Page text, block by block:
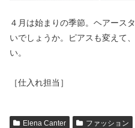
４月は始まりの季節。ヘアース
いでしょうか。ピアスも変えて
い。
［仕入れ担当］
Elena Canter ファッション